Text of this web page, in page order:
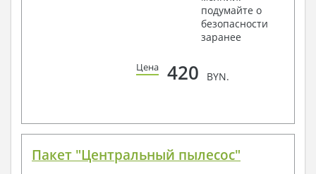
подумайте о
безопасности
заранее
Цена 420 BYN.
Пакет "Центральный пылесос"